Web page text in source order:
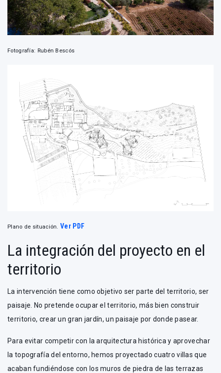
Fotografía: Rubén Bescós
Plano de situación. Ver PDF
La integración del proyecto en el
territorio
La intervención tiene como objetivo ser parte del territorio, ser
paisaje. No pretende ocupar el territorio, más bien construir
territorio, crear un gran jardín, un paisaje por donde pasear.
Para evitar competir con la arquitectura histórica y aprovechar
la topografía del entorno, hemos proyectado cuatro villas que
acaban fundiéndose con los muros de piedra de las terrazas